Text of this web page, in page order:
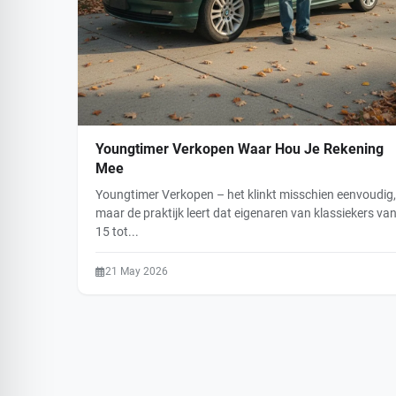
Youngtimer Verkopen Waar Hou Je Rekening
Mee
Youngtimer Verkopen – het klinkt misschien eenvoudig,
maar de praktijk leert dat eigenaren van klassiekers van
15 tot...
21 May 2026